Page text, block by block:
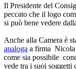
Il Presidente del
peccato che il logo
si può bene vedere
Anche alla Camera è
analoga a firma Nicola
come sia possibile
vede tra i suoi